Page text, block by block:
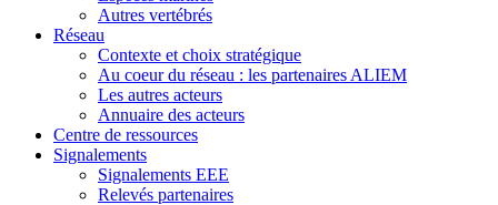
Autres vertébrés
Réseau
Contexte et choix stratégique
Au coeur du réseau : les partenaires ALIEM
Les autres acteurs
Annuaire des acteurs
Centre de ressources
Signalements
Signalements EEE
Relevés partenaires